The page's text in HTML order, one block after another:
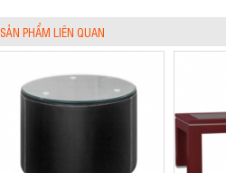
SẢN PHẨM LIÊN QUAN